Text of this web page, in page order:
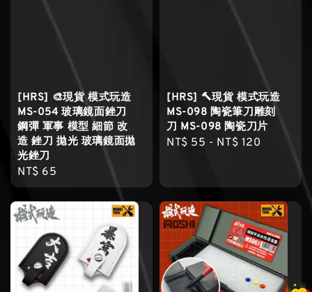
[HRS] 🎨現貨 模式玩造
MS-054 玻璃鏡面銼刀
鋼彈 軍事 模型 細節 改
造 銼刀 拋光 玻璃鏡面拋
光銼刀
Regular
price
NT$ 65
[HRS] 🔨現貨 模式玩造
MS-098 陶瓷筆刀雕刻
刀 MS-098 陶瓷刀片
Regular
NT$ 55 - NT$ 120